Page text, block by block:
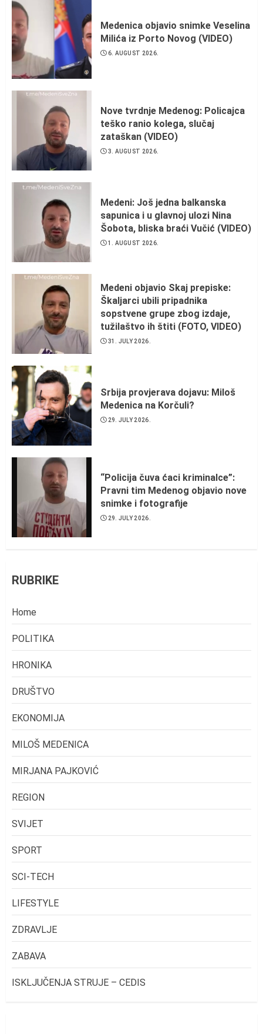
Medenica objavio snimke Veselina
Milića iz Porto Novog (VIDEO)
6. AUGUST 2026.
Nove tvrdnje Medenog: Policajca
teško ranio kolega, slučaj
zataškan (VIDEO)
3. AUGUST 2026.
Medeni: Još jedna balkanska
sapunica i u glavnoj ulozi Nina
Šobota, bliska braći Vučić (VIDEO)
1. AUGUST 2026.
Medeni objavio Skaj prepiske:
Škaljarci ubili pripadnika
sopstvene grupe zbog izdaje,
tužilaštvo ih štiti (FOTO, VIDEO)
31. JULY 2026.
Srbija provjerava dojavu: Miloš
Medenica na Korčuli?
29. JULY 2026.
“Policija čuva ćaci kriminalce”:
Pravni tim Medenog objavio nove
snimke i fotografije
29. JULY 2026.
RUBRIKE
Home
POLITIKA
HRONIKA
DRUŠTVO
EKONOMIJA
MILOŠ MEDENICA
MIRJANA PAJKOVIĆ
REGION
SVIJET
SPORT
SCI-TECH
LIFESTYLE
ZDRAVLJE
ZABAVA
ISKLJUČENJA STRUJE – CEDIS